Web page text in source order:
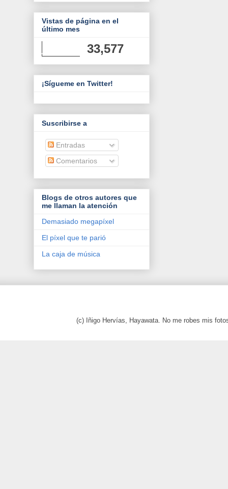
Vistas de página en el
último mes
33,577
¡Sígueme en Twitter!
Suscribirse a
Entradas
Comentarios
Blogs de otros autores que
me llaman la atención
Demasiado megapíxel
El píxel que te parió
La caja de música
(c) Iñigo Hervías, Hayawata. No me robes mis